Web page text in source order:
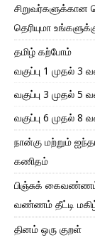
சிறுவர்களுக்கான
தெரியுமா
தமிழ் கற்போம்
வகுப்பு 1 முதல் 3
வகுப்பு 3 முதல் 5
வகுப்பு 6 முதல் 8
நான்கு மற்றும்
கணிதம்
பிஞ்சுக்
வண்ணம் தீட்டி
தினம் ஒரு குறள்